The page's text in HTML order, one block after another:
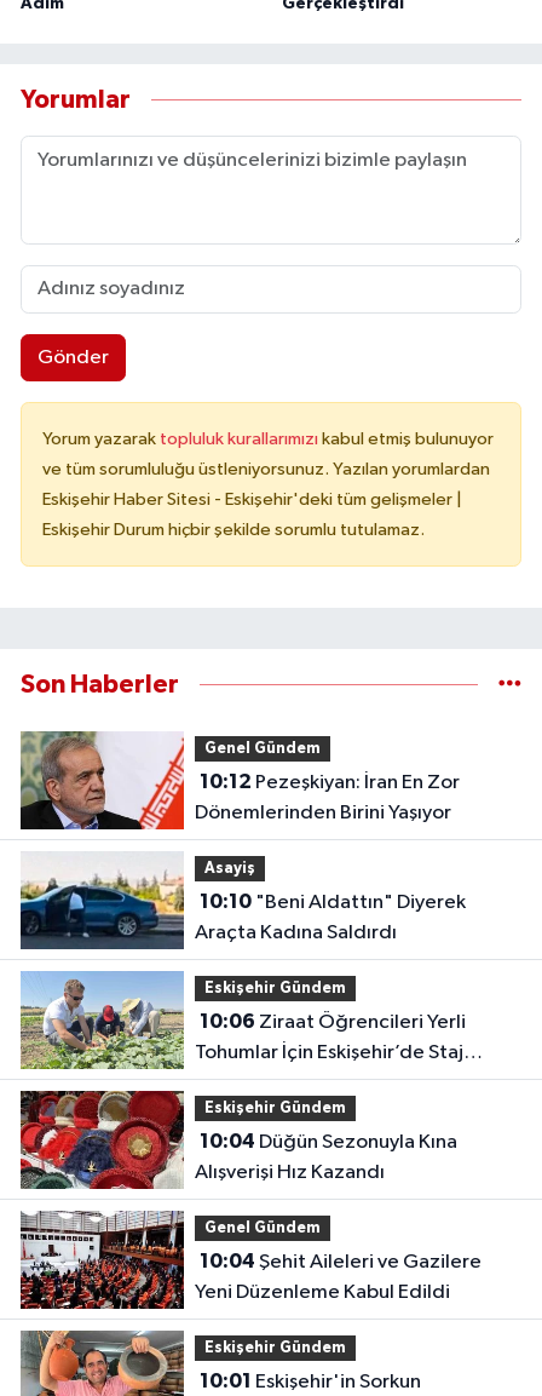
Yorumlar
Gönder
Yorum yazarak topluluk kurallarımızı kabul etmiş bulunuyor
ve tüm sorumluluğu üstleniyorsunuz. Yazılan yorumlardan
Eskişehir Haber Sitesi - Eskişehir'deki tüm gelişmeler |
Eskişehir Durum hiçbir şekilde sorumlu tutulamaz.
Son Haberler
Genel Gündem
10:12
Dönemlerinden Birini Yaşıyor
Asayiş
10:10"Beni Aldattın" Diyerek
Araçta Kadına Saldırdı
Eskişehir Gündem
10:06
Tohumlar İçin Eskişehir’de Staj
Yapıyor
Eskişehir Gündem
10:04
Alışverişi Hız Kazandı
Genel Gündem
10:04
Yeni Düzenleme Kabul Edildi
Eskişehir Gündem
10:01